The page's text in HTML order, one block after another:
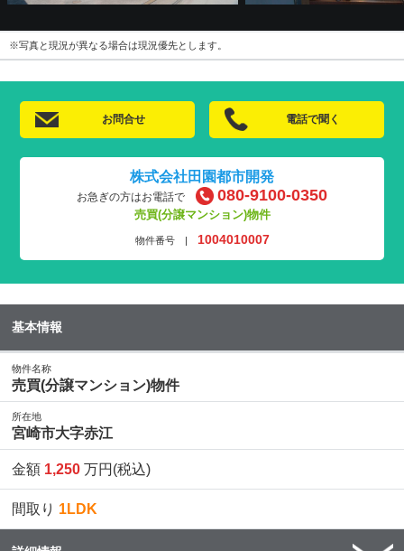
※写真と現況が異なる場合は現況優先とします。
お問合せ 電話で聞く
株式会社田園都市開発
お急ぎの方はお電話で 080-9100-0350
売買(分譲マンション)物件
物件番号 | 1004010007
基本情報
物件名称
売買(分譲マンション)物件
所在地
宮崎市大字赤江
金額 1,250 万円(税込)
間取り 1LDK